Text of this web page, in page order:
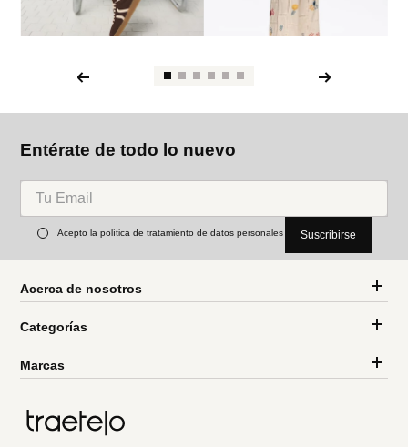
Entérate de todo lo nuevo
Acepto la política de tratamiento de datos personales Suscribirse
Acerca de nosotros
Categorías
Marcas